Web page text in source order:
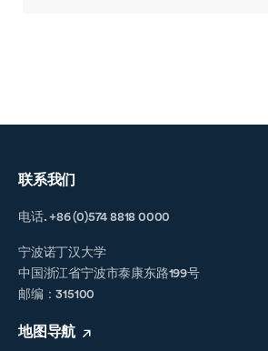
联系我们
电话. +86 (0)574 8818 0000
宁波诺丁汉大学
中国浙江省宁波市泰康东路199号
邮编：315100
地图导航